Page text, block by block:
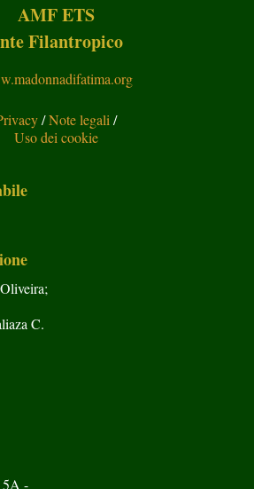
AMF ETS
Filantropico
/Note legali /
Uso dei cookie
C.
-